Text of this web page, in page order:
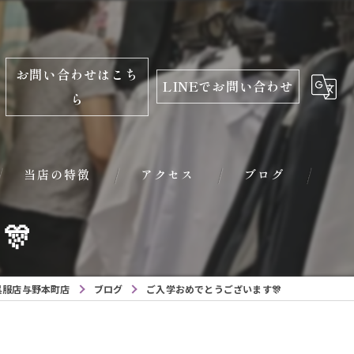
お問い合わせはこち
ら
LINEでお問い合わせ
当店の特徴
振袖
学生服
アクセス ブログ
店与野本町店 ブログ ご入学おめでとうございます🎊